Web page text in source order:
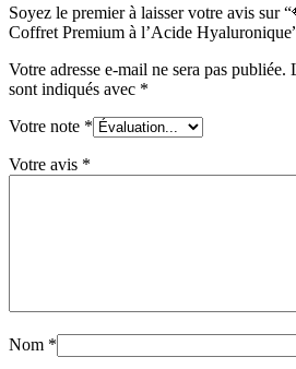
Soyez le premier à laisser votre avis
Coffret Premium à l’Acide
Votre adresse e-mail ne sera pas publiée.
sont indiqués avec *
Votre note *
Votre avis *
Nom *